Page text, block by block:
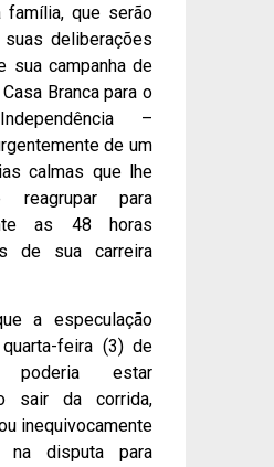
família, que serão
deliberações
sua campanha de
Branca para o
–
de um
calmas que lhe
reagrupar para
as 48 horas
de sua carreira
a especulação
feira (3) de
estar
sair da corrida,
inequivocamente
na disputa para